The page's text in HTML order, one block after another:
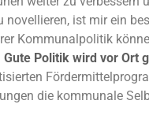
novellieren, ist mir ein
Kommunalpolitik
Gute Politik wird vor Ort
die kommunale